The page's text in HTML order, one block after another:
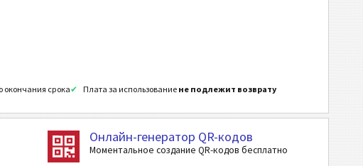
окончания срока Плата за использование не подлежит возврату
Онлайн-генератор QR-кодов
Моментальное создание QR-кодов бесплатно